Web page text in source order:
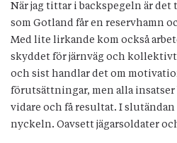
När jag tittar i backspegeln är det
som Gotland får en reservhamn
Med lite lirkande kom också
skyddet för järnväg och
och sist handlar det om
förutsättningar, men alla insatser
vidare och få resultat. I slutändan
nyckeln. Oavsett jägarsoldater